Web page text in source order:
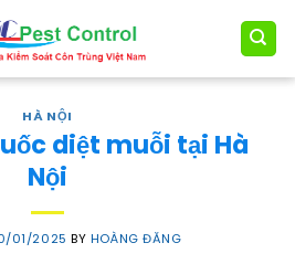
HÀ NỘI
diệt muỗi tại Hà
Nội
01/2025 BY HOÀNG ĐĂNG